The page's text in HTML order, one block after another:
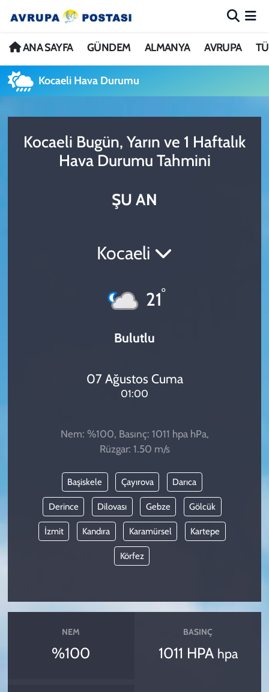
ANA SAYFA GÜNDEM ALMANYA AVRUPA
Kocaeli Hava Durumu
Kocaeli Bugün, Yarın ve 1 Haftalık
Hava Durumu Tahmini
ŞU AN
Kocaeli
21°
Bulutlu
07 Ağustos Cuma
01:00
Nem: %100, Basınç: 1011 hpa hPa,
Rüzgar: 1.50 m/s
Başiskele Çayırova Darıca
Derince Dilovası Gebze Gölcük
İzmit Kandıra Karamürsel Kartepe
Körfez
NEM
%100
BASINÇ
1011 HPA hpa
ANA SAYFA
GÜNDEM
AVRUPA
TÜRKİYE
Nöbetçi Eczaneler
Hava Durumu
Trafik Durumu
Avrupa Ligi Puan Durumu ve Fikstür